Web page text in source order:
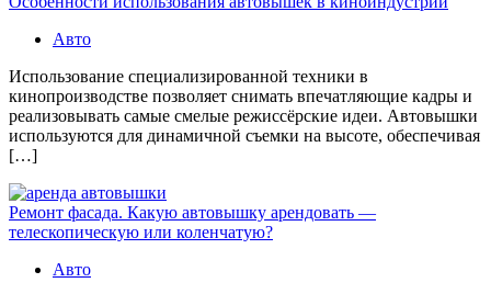
Авто
Использование специализированной техники в
кинопроизводстве позволяет снимать впечатляющие кадры и
реализовывать самые смелые режиссёрские идеи. Автовышки
используются для динамичной съемки на высоте, обеспечивая
[…]
Ремонт фасада. Какую автовышку арендовать —
телескопическую или коленчатую?
Авто